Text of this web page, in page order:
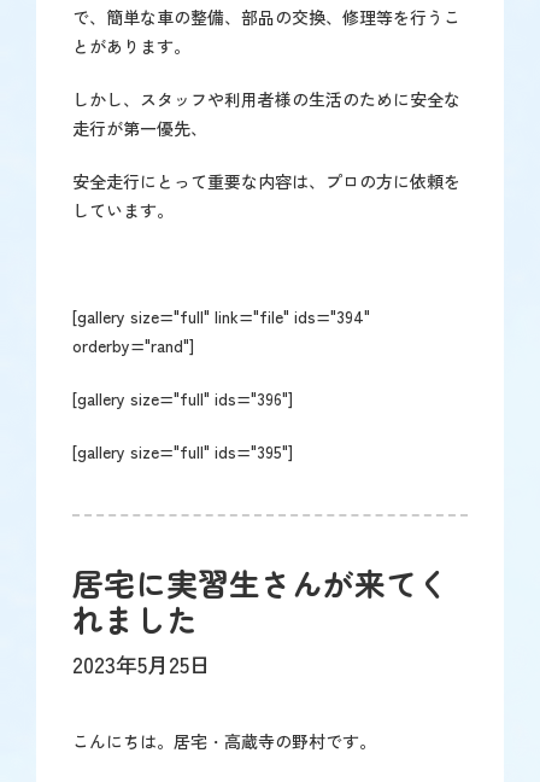
で、簡単な車の整備、部品の交換、修理等を行うこ
とがあります。
しかし、スタッフや利用者様の生活のために安全な
走行が第一優先、
安全走行にとって重要な内容は、プロの方に依頼を
しています。
[gallery size="full" link="file" ids="394"
orderby="rand"]
[gallery size="full" ids="396"]
[gallery size="full" ids="395"]
居宅に実習生さんが来てく
れました
2023年5月25日
こんにちは。居宅・高蔵寺の野村です。